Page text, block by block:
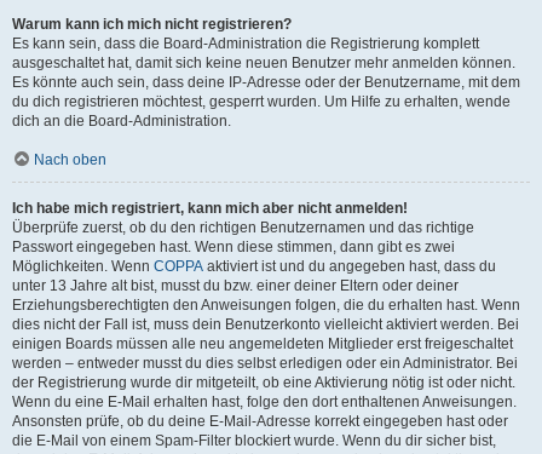
Warum kann ich mich nicht registrieren?
Es kann sein, dass die Board-Administration die Registrierung komplett
ausgeschaltet hat, damit sich keine neuen Benutzer mehr anmelden können.
Es könnte auch sein, dass deine IP-Adresse oder der Benutzername, mit dem
du dich registrieren möchtest, gesperrt wurden. Um Hilfe zu erhalten, wende
dich an die Board-Administration.
Nach oben
Ich habe mich registriert, kann mich aber nicht anmelden!
Überprüfe zuerst, ob du den richtigen Benutzernamen und das richtige
Passwort eingegeben hast. Wenn diese stimmen, dann gibt es zwei
Möglichkeiten. Wenn COPPA aktiviert ist und du angegeben hast, dass du
unter 13 Jahre alt bist, musst du bzw. einer deiner Eltern oder deiner
Erziehungsberechtigten den Anweisungen folgen, die du erhalten hast. Wenn
dies nicht der Fall ist, muss dein Benutzerkonto vielleicht aktiviert werden. Bei
einigen Boards müssen alle neu angemeldeten Mitglieder erst freigeschaltet
werden – entweder musst du dies selbst erledigen oder ein Administrator. Bei
der Registrierung wurde dir mitgeteilt, ob eine Aktivierung nötig ist oder nicht.
Wenn du eine E-Mail erhalten hast, folge den dort enthaltenen Anweisungen.
Ansonsten prüfe, ob du deine E-Mail-Adresse korrekt eingegeben hast oder
die E-Mail von einem Spam-Filter blockiert wurde. Wenn du dir sicher bist,